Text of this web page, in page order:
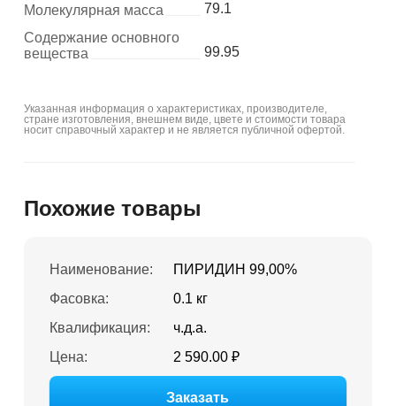
Молекулярная масса
79.1
Содержание основного
вещества
99.95
Указанная информация о характеристиках, производителе,
стране изготовления, внешнем виде, цвете и стоимости товара
носит справочный характер и не является публичной офертой.
Похожие товары
Наименование:
ПИРИДИН 99,00%
Фасовка:
0.1 кг
Квалификация:
ч.д.а.
Цена:
2 590.00 ₽
Заказать